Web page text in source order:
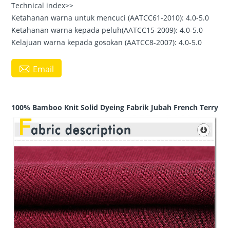
Technical index>>
Ketahanan warna untuk mencuci (AATCC61-2010): 4.0-5.0
Ketahanan warna kepada peluh(AATCC15-2009): 4.0-5.0
Kelajuan warna kepada gosokan (AATCC8-2007): 4.0-5.0
 Email
100% Bamboo Knit Solid Dyeing Fabrik Jubah French Terry